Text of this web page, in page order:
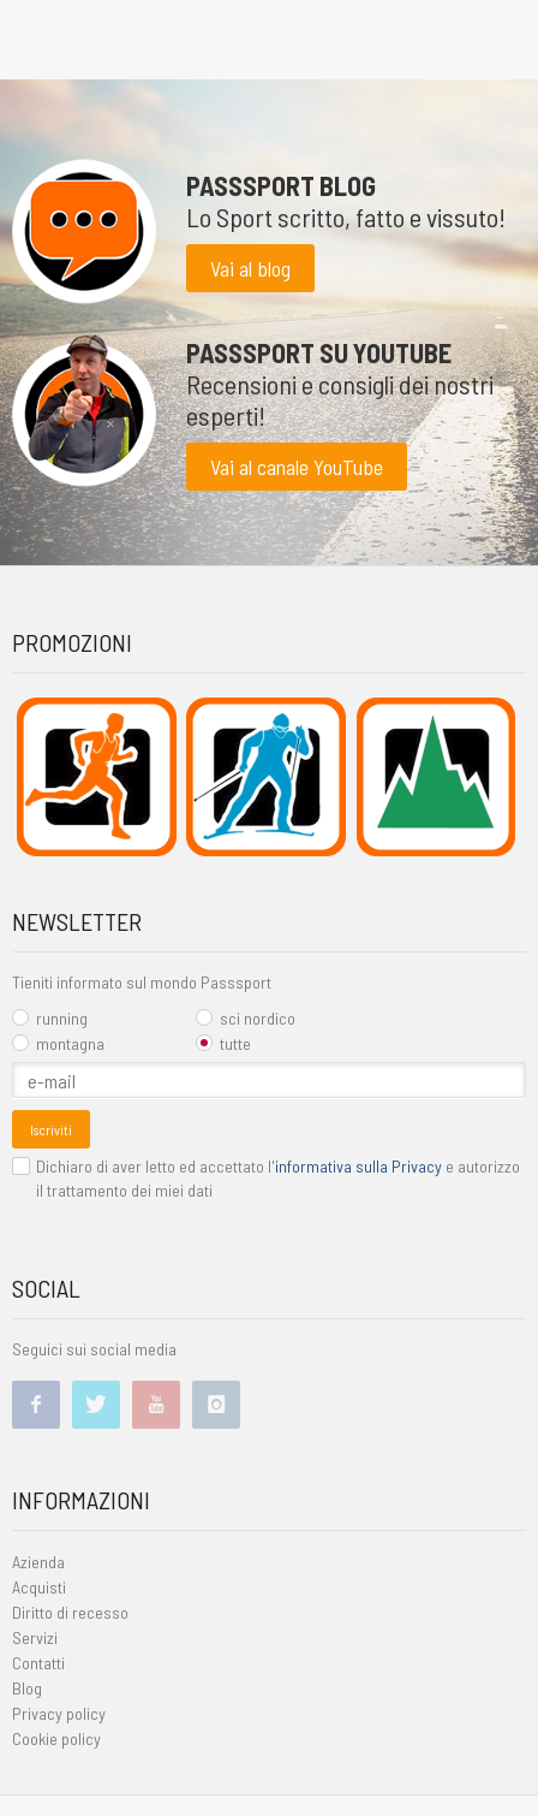
PASSSPORT BLOG
Lo Sport scritto, fatto e vissuto!
Vai al blog
PASSSPORT SU YOUTUBE
Recensioni e consigli dei nostri
esperti!
Vai al canale YouTube
PROMOZIONI
NEWSLETTER
Tieniti informato sul mondo Passsport
running
sci nordico
montagna
tutte
Iscriviti
Dichiaro di aver letto ed accettato l'informativa sulla Privacy e autorizzo
il trattamento dei miei dati
SOCIAL
Seguici sui social media
INFORMAZIONI
Azienda
Acquisti
Diritto di recesso
Servizi
Contatti
Blog
Privacy policy
Cookie policy